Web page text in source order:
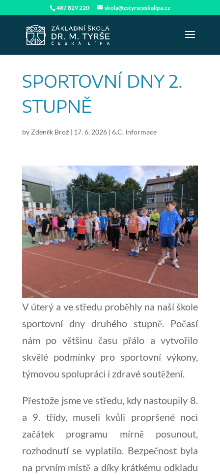
487 829 220 skola@zstyrsceskalipa.cz
SPORTOVNÍ DNY 2.
STUPNĚ
by Zdeněk Brož| 17. 6. 2026| 6.C, Informace
V úterý a ve středu proběhly na naší škole
sportovní dny druhého stupně. Počasí
nám po většinu času přálo a vytvořilo
skvělé podmínky pro sportovní výkony,
týmovou spolupráci i zdravé soutěžení.
Přestože jsme ve středu, kdy nastoupily 8.
a 9. třídy, museli kvůli propršené noci
začátek programu mírně posunout,
rozhodnutí se vyplatilo. Bezpečnost byla
na prvním místě a díky krátkému odkladu